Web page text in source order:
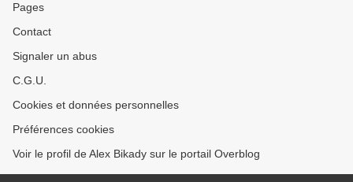
Pages
Contact
Signaler un abus
C.G.U.
Cookies et données personnelles
Préférences cookies
Voir le profil de Alex Bikady sur le portail Overblog